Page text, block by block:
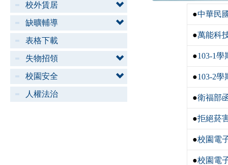
校外賃居
缺曠輔導
表格下載
失物招領
校園安全
人權法治
●中華民
●萬能科
●103-1
●103-2
●衛福部
●拒絕菸
●校園電
●校園電